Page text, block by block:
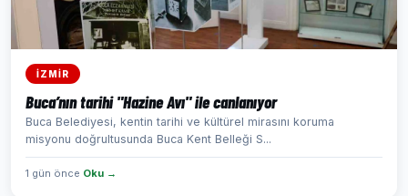
İZMİR
Buca’nın tarihi "Hazine Avı" ile canlanıyor
Buca Belediyesi, kentin tarihi ve kültürel mirasını koruma
misyonu doğrultusunda Buca Kent Belleği S...
1 gün önce Oku →